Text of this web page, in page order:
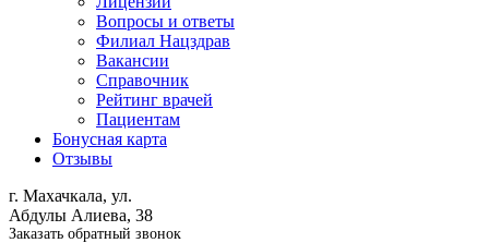
Вопросы и ответы
Филиал Нацздрав
Вакансии
Справочник
Рейтинг врачей
Пациентам
Бонусная карта
Отзывы
г. Махачкала, ул.
Абдулы Алиева, 38
Заказать обратный звонок